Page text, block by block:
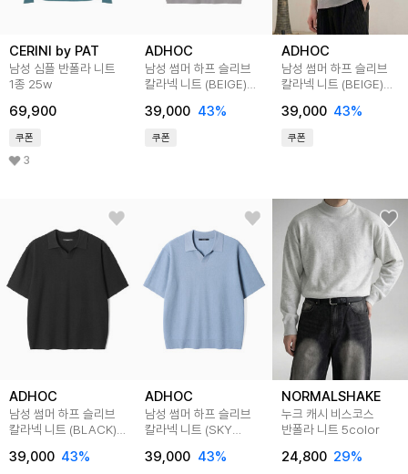
CERINI by PAT
남성 심플 반폴라 니트
1종 25w
69,900
쿠폰
3
ADHOC
남성 썸머 하프 슬리브
칼라넥 니트 (BEIGE)
39,000 43%
쿠폰
ADHOC
남성 썸머 하프 슬리브
칼라넥 니트 (BEIGE)
39,000 43%
쿠폰
ADHOC
남성 썸머 하프 슬리브
칼라넥 니트 (BLACK)
39,000 43%
ADHOC
남성 썸머 하프 슬리브
칼라넥 니트 (SKY
39,000 43%
NORMALSHAKE
누크 캐시 비스코스
반폴라 니트 5color
24,800 29%